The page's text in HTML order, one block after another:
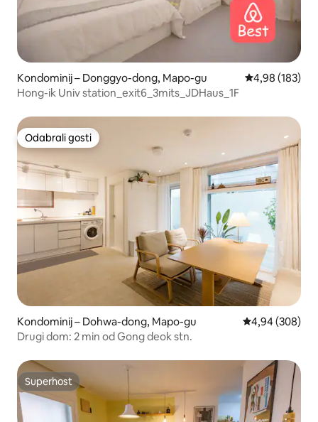
Kondominij – Donggyo-dong, Mapo-gu Prosječna
4,98 (183)
Hong-ik Univ station_exit6_3mits_JDHaus_1F
Odabrali gosti
Odabrali gosti
Kondominij – Dohwa-dong, Mapo-gu Prosječna
4,94 (308)
Drugi dom: 2 min od Gong deok stn.
Superhost
Superhost